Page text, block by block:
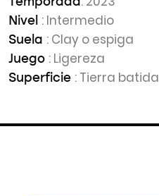
Nivel : Intermedio
Suela : Clay o espiga
Juego : Ligereza
Superficie : Tierra batida